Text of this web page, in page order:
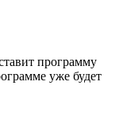
программу
уже будет